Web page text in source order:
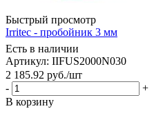
Быстрый просмотр
Irritec - пробойник 3 мм
Есть в наличии
Артикул: IIFUS2000N030
2 185.92 руб./шт
-
+
В корзину